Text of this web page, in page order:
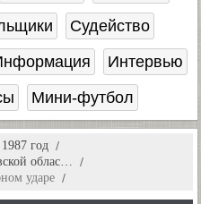
Судейство
Интервью
Мини-футбол
1987 год
облас…
ударе